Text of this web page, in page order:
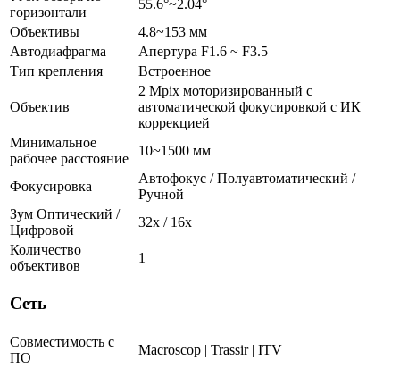
горизонтали
55.6°~2.04°
Объективы
4.8~153 мм
Автодиафрагма
Апертура F1.6 ~ F3.5
Тип крепления
Встроенное
Объектив
2 Mpix моторизированный с
автоматической фокусировкой с ИК
коррекцией
Минимальное
рабочее расстояние
10~1500 мм
Фокусировка
Автофокус / Полуавтоматический /
Ручной
Зум Оптический /
Цифровой
32х / 16x
Количество
объективов
1
Сеть
Совместимость с
ПО
Macroscop | Trassir | ITV